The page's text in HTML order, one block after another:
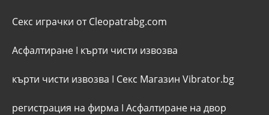
Секс играчки от Cleopatrabg.com
Асфалтиране I кърти чисти извозва
кърти чисти извозва I Секс Магазин Vibrator.bg
регистрация на фирма I Асфалтиране на двор